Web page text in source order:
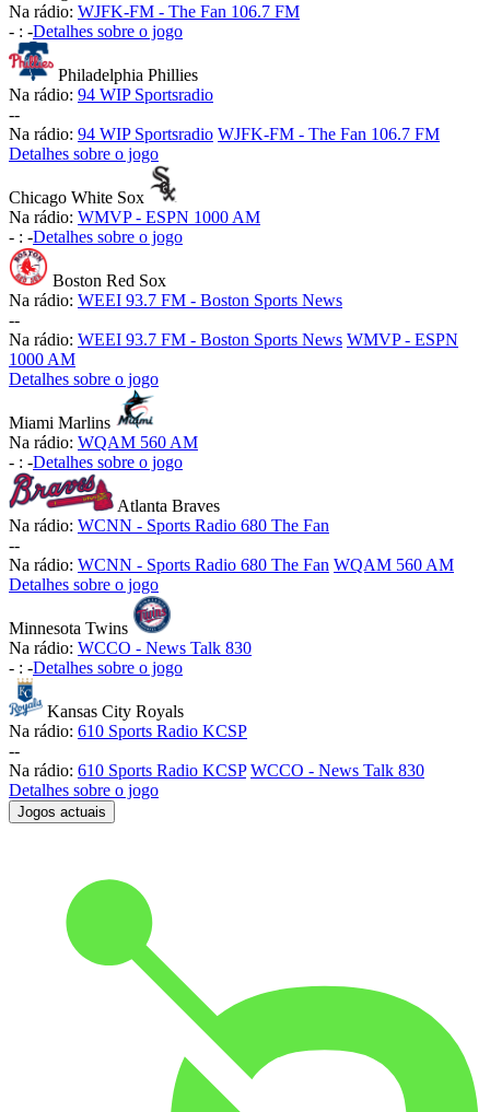
Na rádio: WJFK-FM - The Fan 106.7 FM
- : -Detalhes sobre o jogo
Philadelphia Phillies
Na rádio: 94 WIP Sportsradio
--
Na rádio: 94 WIP Sportsradio WJFK-FM - The Fan 106.7 FM
Detalhes sobre o jogo
Chicago White Sox
Na rádio: WMVP - ESPN 1000 AM
- : -Detalhes sobre o jogo
Boston Red Sox
Na rádio: WEEI 93.7 FM - Boston Sports News
--
Na rádio: WEEI 93.7 FM - Boston Sports News WMVP - ESPN
1000 AM
Detalhes sobre o jogo
Miami Marlins
Na rádio: WQAM 560 AM
- : -Detalhes sobre o jogo
Atlanta Braves
Na rádio: WCNN - Sports Radio 680 The Fan
--
Na rádio: WCNN - Sports Radio 680 The Fan WQAM 560 AM
Detalhes sobre o jogo
Minnesota Twins
Na rádio: WCCO - News Talk 830
- : -Detalhes sobre o jogo
Kansas City Royals
Na rádio: 610 Sports Radio KCSP
--
Na rádio: 610 Sports Radio KCSP WCCO - News Talk 830
Detalhes sobre o jogo
Jogos actuais